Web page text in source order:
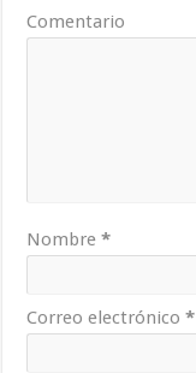
Comentario
Nombre*
Correo electrónico*